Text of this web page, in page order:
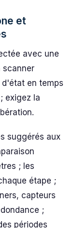
et
avec une
scanner
en temps
exigez la
suggérés aux
; les
étape ;
capteurs
;
périodes